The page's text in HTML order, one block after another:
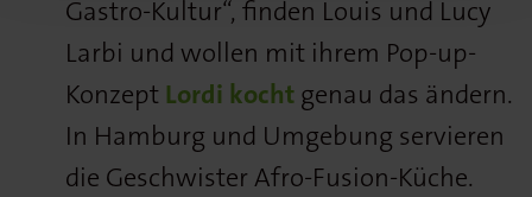
Gastro-Kultur“, finden Louis und Lucy
Larbi und wollen mit ihrem Pop-up-
Konzept Lordi kocht genau das ändern.
In Hamburg und Umgebung servieren
die Geschwister Afro-Fusion-Küche.